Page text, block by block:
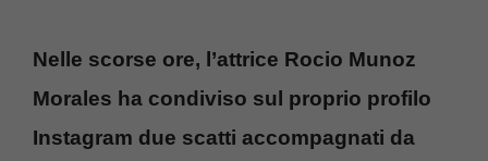
Nelle scorse ore, l’attrice Rocio Munoz
Morales ha condiviso sul proprio profilo
Instagram due scatti accompagnati da